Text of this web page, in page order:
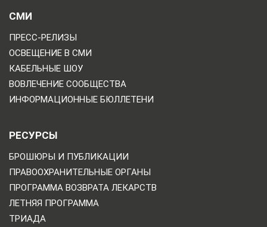
СМИ
ПРЕСС-РЕЛИЗЫ
ОСВЕЩЕНИЕ В СМИ
КАБЕЛЬНЫЕ ШОУ
ВОВЛЕЧЕНИЕ СООБЩЕСТВА
ИНФОРМАЦИОННЫЕ БЮЛЛЕТЕНИ
РЕСУРСЫ
БРОШЮРЫ И ПУБЛИКАЦИИ
ПРАВООХРАНИТЕЛЬНЫЕ ОРГАНЫ
ПРОГРАММА ВОЗВРАТА ЛЕКАРСТВ
ЛЕТНЯЯ ПРОГРАММА
ТРИАДА